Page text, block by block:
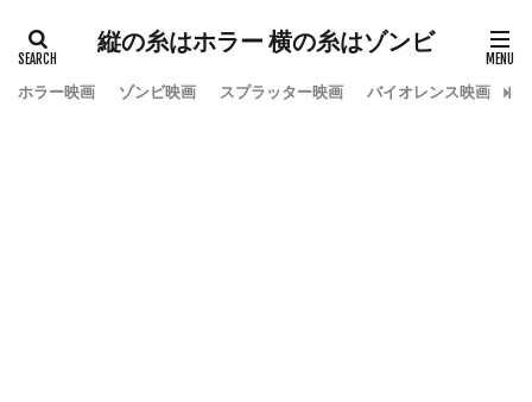
縦の糸はホラー 横の糸はゾンビ
ホラー映画 ゾンビ映画 スプラッター映画 バイオレンス映画